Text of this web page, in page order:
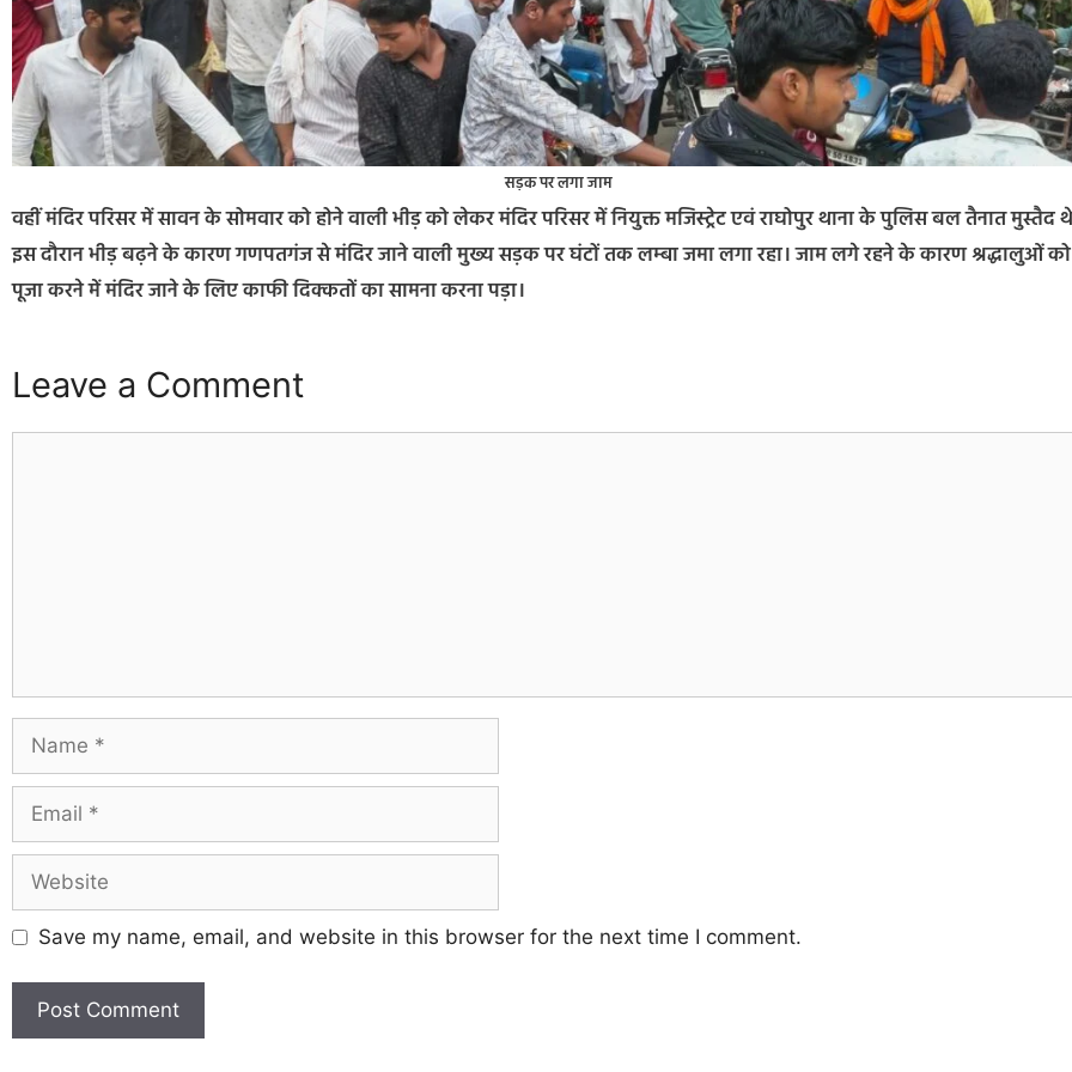
सड़क पर लगा जाम
वहीं मंदिर परिसर में सावन के सोमवार को होने वाली भीड़ को लेकर मंदिर परिसर में नियुक्त मजिस्ट्रेट एवं राघोपुर थाना के पुलिस बल तैनात मुस्तैद
इस दौरान भीड़ बढ़ने के कारण गणपतगंज से मंदिर जाने वाली मुख्य सड़क पर घंटों तक लम्बा जमा लगा रहा। जाम लगे रहने के कारण श्रद्धालुओं को
पूजा करने में मंदिर जाने के लिए काफी दिक्कतों का सामना करना पड़ा।
Leave a Comment
Save my name, email, and website in this browser for the next time I comment.